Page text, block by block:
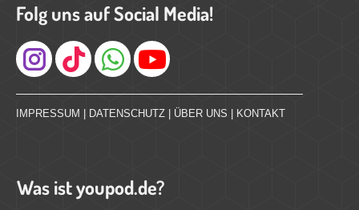
Folg uns auf Social Media!
Instagram
IMPRESSUM DATENSCHUTZ ÜBER UNS KONTAKT
Was ist youpod.de?